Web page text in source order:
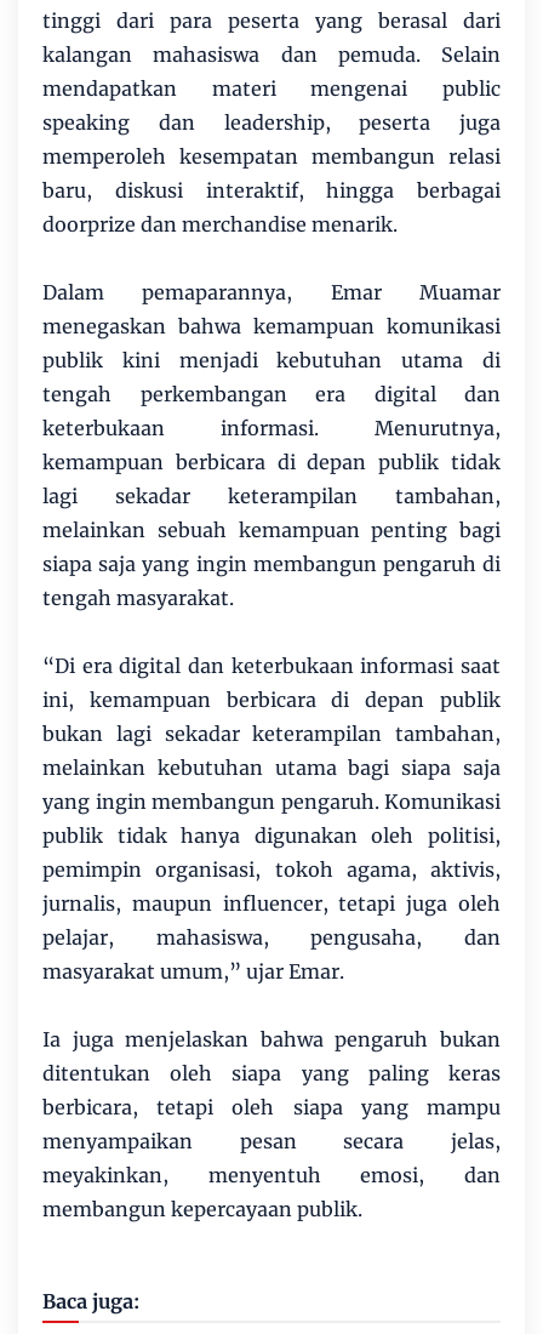
tinggi dari para peserta yang berasal dari
kalangan mahasiswa dan pemuda. Selain
mendapatkan materi mengenai public
speaking dan leadership, peserta juga
memperoleh kesempatan membangun relasi
baru, diskusi interaktif, hingga berbagai
doorprize dan merchandise menarik.
Dalam pemaparannya, Emar Muamar
menegaskan bahwa kemampuan komunikasi
publik kini menjadi kebutuhan utama di
tengah perkembangan era digital dan
keterbukaan informasi. Menurutnya,
kemampuan berbicara di depan publik tidak
lagi sekadar keterampilan tambahan,
melainkan sebuah kemampuan penting bagi
siapa saja yang ingin membangun pengaruh di
tengah masyarakat.
“Di era digital dan keterbukaan informasi saat
ini, kemampuan berbicara di depan publik
bukan lagi sekadar keterampilan tambahan,
melainkan kebutuhan utama bagi siapa saja
yang ingin membangun pengaruh. Komunikasi
publik tidak hanya digunakan oleh politisi,
pemimpin organisasi, tokoh agama, aktivis,
jurnalis, maupun influencer, tetapi juga oleh
pelajar, mahasiswa, pengusaha, dan
masyarakat umum,” ujar Emar.
Ia juga menjelaskan bahwa pengaruh bukan
ditentukan oleh siapa yang paling keras
berbicara, tetapi oleh siapa yang mampu
menyampaikan pesan secara jelas,
meyakinkan, menyentuh emosi, dan
membangun kepercayaan publik.
Baca juga: